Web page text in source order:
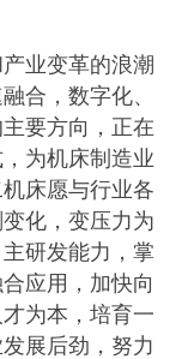
业变革的浪潮
合，数字化、
要方向，正在
为机床制造业
床愿与行业各
化，变压力为
研发能力，掌
应用，加快向
为本，培育一
展后劲，努力